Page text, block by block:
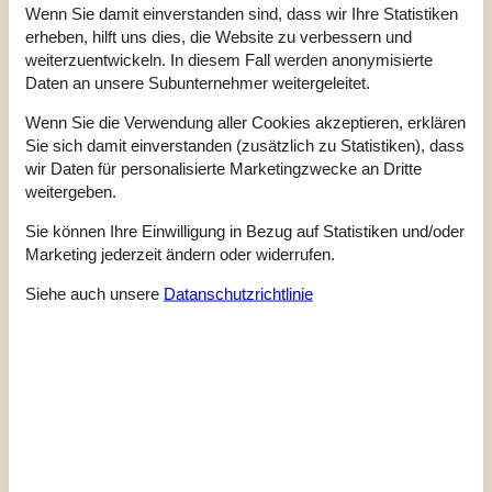
Service vor Ort:
Preis-Leistung:
Lage:
9 externe Bewertungen
3,3
Lage:
3
Allgemein:
Wenn Sie damit einverstanden sind, dass wir Ihre Statistiken
erheben, hilft uns dies, die Website zu verbessern und
weiterzuentwickeln. In diesem Fall werden anonymisierte
Daten an unsere Subunternehmer weitergeleitet.
Wenn Sie die Verwendung aller Cookies akzeptieren, erklären
Sie sich damit einverstanden (zusätzlich zu Statistiken), dass
wir Daten für personalisierte Marketingzwecke an Dritte
weitergeben.
Sie können Ihre Einwilligung in Bezug auf Statistiken und/oder
Marketing jederzeit ändern oder widerrufen.
Siehe auch unsere Datanschutzrichtlinie